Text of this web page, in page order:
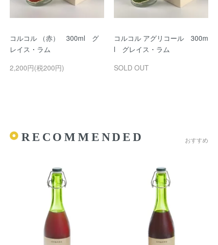
コルコル （赤） 300ml グ
レイス・ラム
2,200円(税200円)
コルコル アグリコール 300m
l グレイス・ラム
SOLD OUT
RECOMMENDED おすすめ